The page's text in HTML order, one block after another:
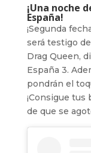
¡Una noche
España!
¡Segunda
será testigo
Drag Queen,
España 3.
pondrán el
¡Consigue
de que se